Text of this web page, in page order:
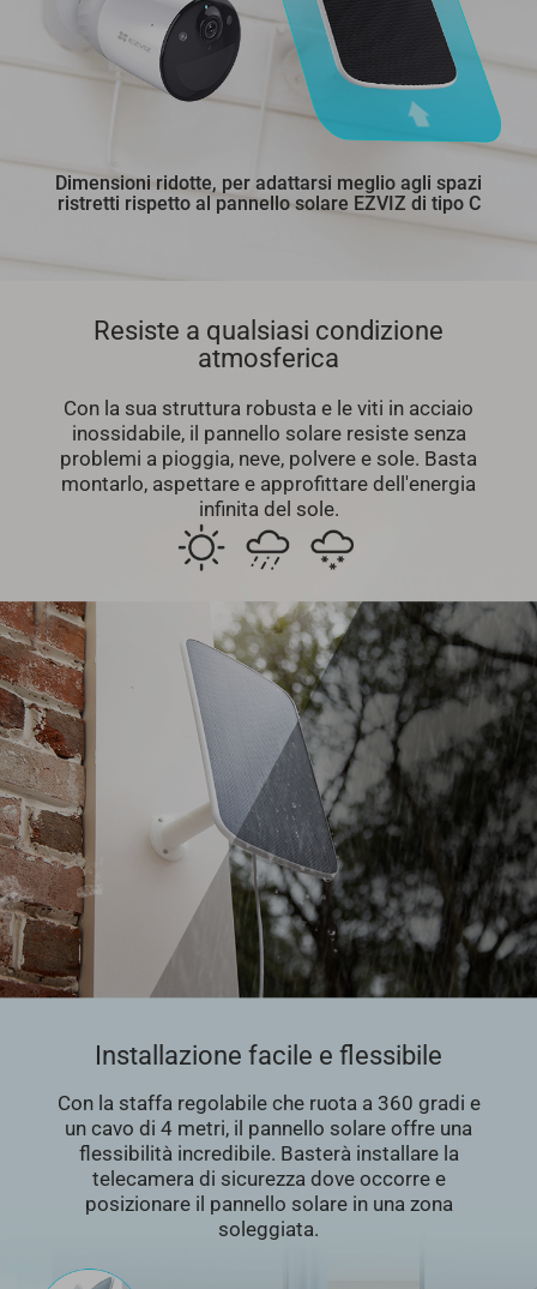
Dimensioni ridotte, per adattarsi meglio agli spazi
ristretti rispetto al pannello solare EZVIZ di tipo C
Resiste a qualsiasi condizione
atmosferica
Con la sua struttura robusta e le viti in acciaio
inossidabile, il pannello solare resiste senza
problemi a pioggia, neve, polvere e sole. Basta
montarlo, aspettare e approfittare dell'energia
infinita del sole.
Installazione facile e flessibile
Con la staffa regolabile che ruota a 360 gradi e
un cavo di 4 metri, il pannello solare offre una
flessibilità incredibile. Basterà installare la
telecamera di sicurezza dove occorre e
posizionare il pannello solare in una zona
soleggiata.